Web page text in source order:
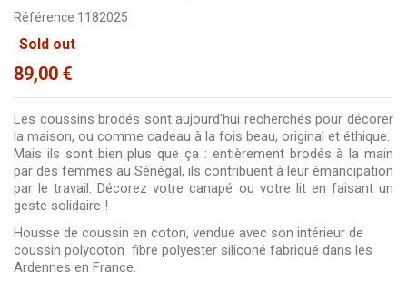
Référence 1182025
Sold out
89,00 €
Les coussins brodés sont aujourd'hui recherchés pour décorer
la maison, ou comme cadeau à la fois beau, original et éthique.
Mais ils sont bien plus que ça : entièrement brodés à la main
par des femmes au Sénégal, ils contribuent à leur émancipation
par le travail. Décorez votre canapé ou votre lit en faisant un
geste solidaire !
Housse de coussin en coton, vendue avec son intérieur de
coussin polycoton fibre polyester siliconé fabriqué dans les
Ardennes en France.